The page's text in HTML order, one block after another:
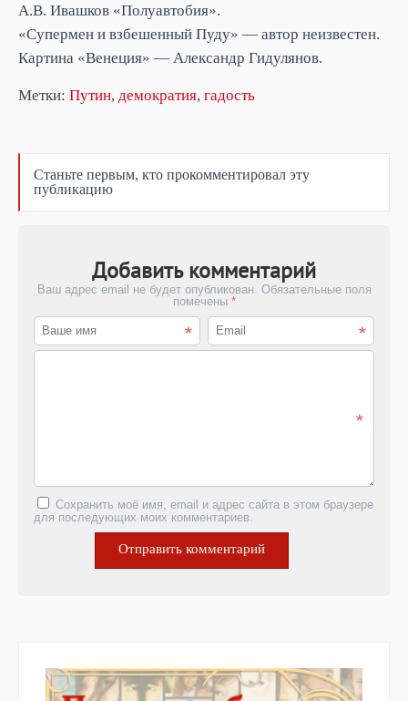
А.В. Ивашков «Полуавтобия».
«Супермен и взбешенный Пуду» — автор неизвестен.
Картина «Венеция» — Александр Гидулянов.
Метки: Путин, демократия, гадость
Станьте первым, кто прокомментировал эту
публикацию
Добавить комментарий
Ваш адрес email не будет опубликован. Обязательные поля
помечены *
Сохранить моё имя, email и адрес сайта в этом браузере
для последующих моих комментариев.